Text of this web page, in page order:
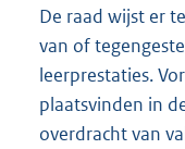
De raad wijst er
van of
leerprestaties.
plaatsvinden in
overdracht van